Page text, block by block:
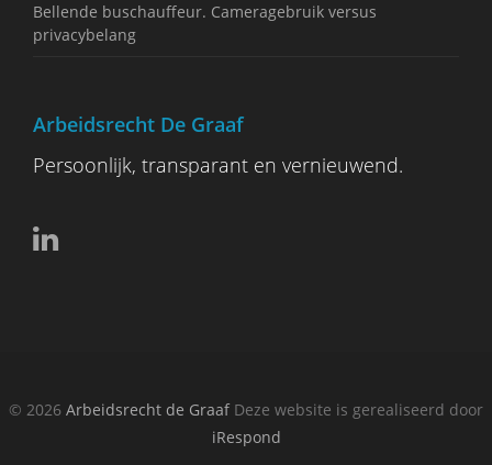
Bellende buschauffeur. Cameragebruik versus
privacybelang
Arbeidsrecht De Graaf
Persoonlijk, transparant en vernieuwend.
© 2026 Arbeidsrecht de GraafDeze website is gerealiseerd door
iRespond